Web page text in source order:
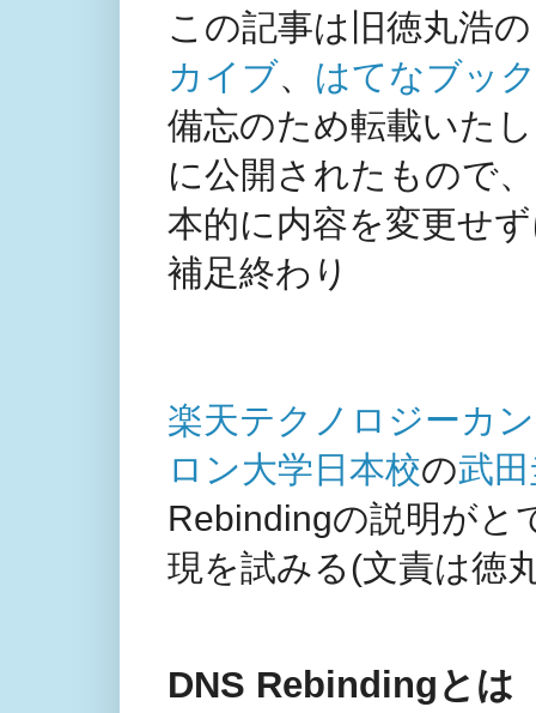
この記事は旧徳丸浩
カイブ、 はてなブッ
備忘のため転載いた
に公開されたもので
本的に内容を変更せ
補足終わり
楽天テクノロジーカ
ロン大学日本校の武
Rebindingの説明がと
現を試みる(文責は徳
DNS Rebindingとは